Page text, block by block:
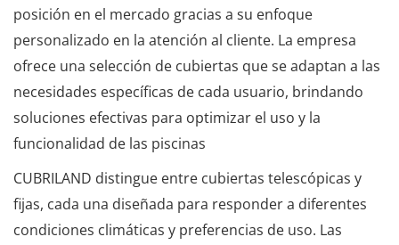
posición en el mercado gracias a su enfoque
personalizado en la atención al cliente. La empresa
ofrece una selección de cubiertas que se adaptan a las
necesidades específicas de cada usuario, brindando
soluciones efectivas para optimizar el uso y la
funcionalidad de las piscinas
CUBRILAND distingue entre cubiertas telescópicas y
fijas, cada una diseñada para responder a diferentes
condiciones climáticas y preferencias de uso. Las